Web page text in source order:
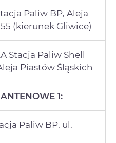
Paliw BP, Aleja
(kierunek Gliwice)
Stacja Paliw Shell
Piastów Śląskich
1:
Paliw BP, ul.